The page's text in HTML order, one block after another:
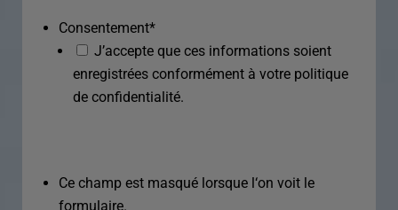
Consentement*
J’accepte que ces informations soient
enregistrées conformément à votre politique
de confidentialité.
Ce champ est masqué lorsque l‘on voit le
formulaire.